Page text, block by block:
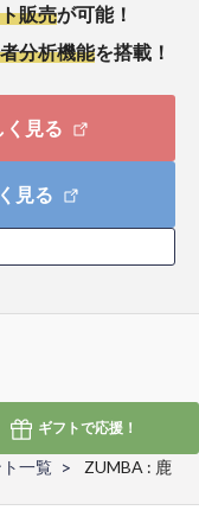
販売が可能！
分析機能を搭載！
く見る
見る
ギフトで応援！
一覧
ZUMBA : 鹿